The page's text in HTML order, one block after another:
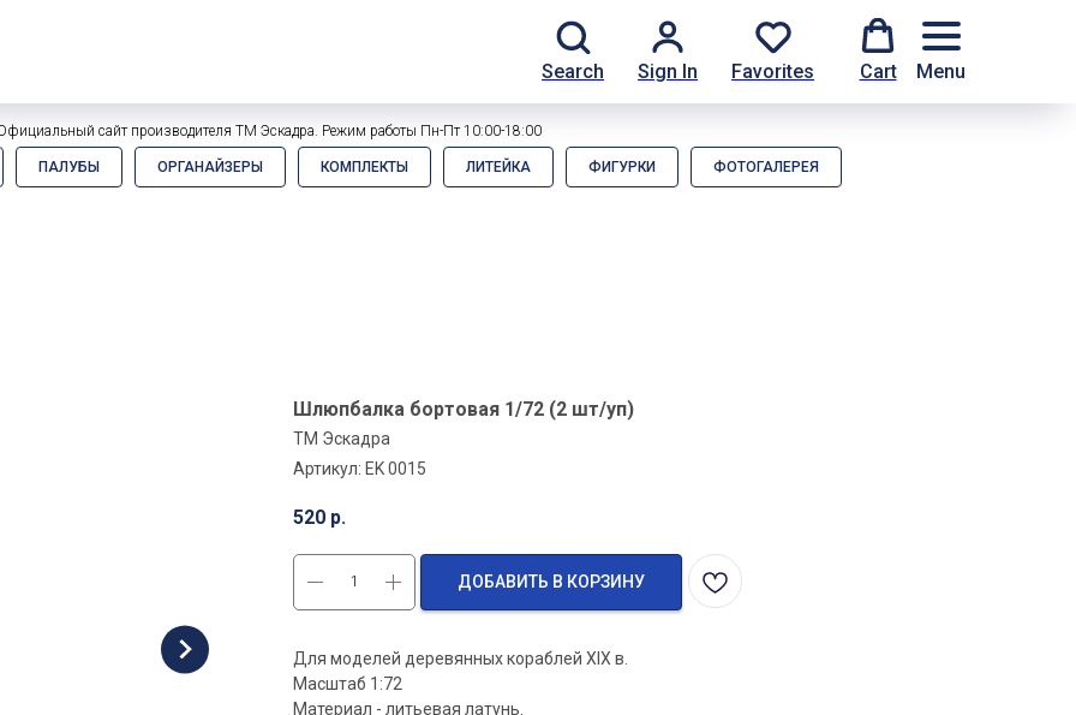
Search
Sign In Favorites Cart Menu
сайт производителя ТМ Эскадра. Режим работы Пн-Пт 10:00-18:00
ПАЛУБЫ ОРГАНАЙЗЕРЫ КОМПЛЕКТЫ ЛИТЕЙКА ФИГУРКИ ФОТОГАЛЕРЕЯ
Шлюпбалка бортовая 1/72 (2 шт/уп)
ТМ Эскадра
Артикул: EK 0015
520 р.
ДОБАВИТЬ В КОРЗИНУ
Для моделей деревянных кораблей XIX в.
Масштаб 1:72
Материал - литьевая латунь.